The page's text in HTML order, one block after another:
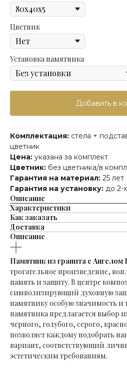
Цветник
Установка памятника
Добавить в
Комплектация: стела +
цветник
Цена: указана за комплект
Цветник: без цветника/в
Гарантия на материал: 25 лет
Гарантия на установку: до 2-
Описание
Характеристики
Как заказать
Доставка
Описание
Памятник из гранита с Ангелом
трогательное произведение,
память и защиту. В центре
символизирующий духовную
памятнику особую значимость и
памятника предлагается выбор
черного, голубого, серого,
позволяет каждому подобрать
вариант, соответствующий
эстетическим требованиям.